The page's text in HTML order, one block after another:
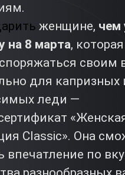
женщине, чем
на 8 марта,
своим
для капризных
леди —
Classic». Она
впечатление по